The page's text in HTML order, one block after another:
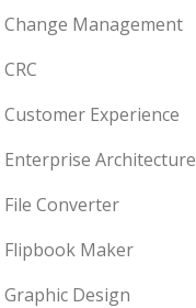
Change Management
CRC
Customer Experience
Enterprise Architecture
File Converter
Flipbook Maker
Graphic Design